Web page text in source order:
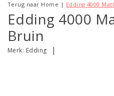
Terug naar Home | Edding 4000
Edding 4000
Bruin
Merk: Edding |